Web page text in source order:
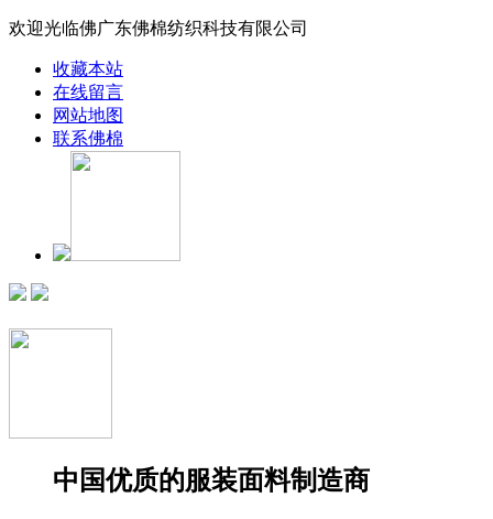
欢迎光临佛广东佛棉纺织科技有限公司
收藏本站
在线留言
网站地图
联系佛棉
中国优质的服装面料制造商